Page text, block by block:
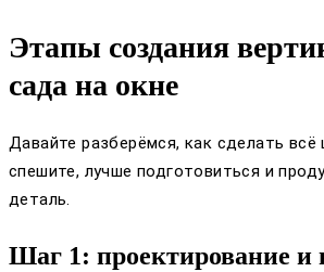
Этапы создания
сада на окне
Давайте разберёмся, как сделать всё
спешите, лучше подготовиться и
деталь.
Шаг 1: проектирование и